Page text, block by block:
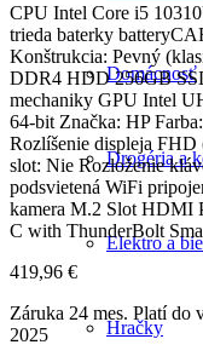
Domácnosť
Drogéria a
Elektro a
Hračky
CPU Intel Core i5
trieda baterky
Konštrukcia: Pevný
DDR4 HDD 256GB
mechaniky GPU Intel
64-bit Značka: HP
Rozlíšenie displeja
slot: Nie Rozloženie
podsvietená WiFi
kamera M.2 Slot HDMI
C with ThunderBolt
419,96 €
Záruka 24 mes. Platí do
2025